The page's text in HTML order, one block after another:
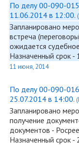
По делу 00-090-015
11.06.2014 в 12:00.
Запланировано
встреча
ожидается
Назначенный срок
11 июня, 2014
По делу 00-090-016
25.07.2014 в 14:00.
Запланировано
получение
документов -
Назначенный срок